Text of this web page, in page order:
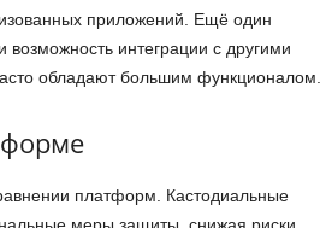
приложений. Ещё один
интеграции с другими
обладают большим функционалом.
платформ. Кастодиальные